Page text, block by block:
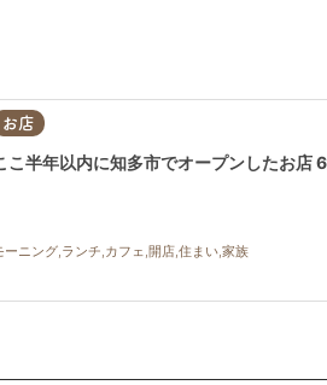
お店
こ半年以内に知多市でオープンしたお店
ーニング,ランチ,カフェ,開店,住まい,家族